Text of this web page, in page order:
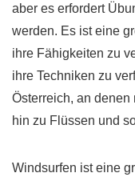
aber es erfordert
werden. Es ist eine
ihre Fähigkeiten zu
ihre Techniken zu
Österreich, an
hin zu Flüssen und
Windsurfen ist eine